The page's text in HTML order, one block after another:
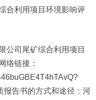
合利用项目环境影响评
公司尾矿综合利用项目
络链接：
报告书的方式和途径：河